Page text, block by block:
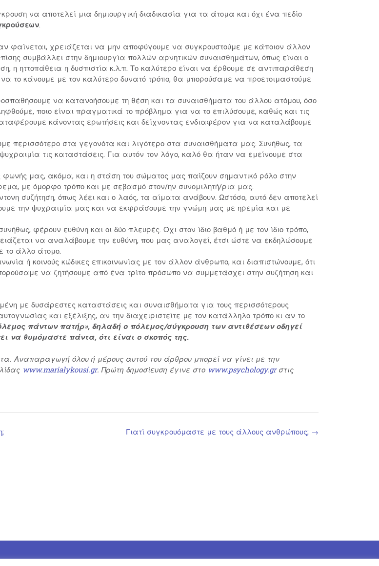
να αποτελεί μια δημιουργική διαδικασία για τα άτομα και όχι ένα πεδίο
.
φαίνεται, χρειάζεται να μην αποφύγουμε να συγκρουστούμε με κάποιον άλλον
συμβάλλει στην δημιουργία πολλών αρνητικών συναισθημάτων, όπως είναι ο
η ηττοπάθεια η δυσπιστία κ.λ.π. Το καλύτερο είναι να έρθουμε σε αντιπαράθεση
το κάνουμε με τον καλύτερο δυνατό τρόπο, θα μπορούσαμε να προετοιμαστούμε
να κατανοήσουμε τη θέση και τα συναισθήματα του άλλου ατόμου, όσο
ποιο είναι πραγματικά το πρόβλημα για να το επιλύσουμε, καθώς και τις
κάνοντας ερωτήσεις και δείχνοντας ενδιαφέρον για να καταλάβουμε
περισσότερο στα γεγονότα και λιγότερο στα συναισθήματα μας. Συνήθως, τα
τις καταστάσεις. Για αυτόν τον λόγο, καλό θα ήταν να εμείνουμε στα
φωνής μας, ακόμα, και η στάση του σώματος μας παίζουν σημαντικό ρόλο στην
με όμορφο τρόπο και με σεβασμό στον/ην συνομιλητή/ρια μας.
συζήτηση, όπως λέει και ο λαός, τα αίματα ανάβουν. Ωστόσο, αυτό δεν αποτελεί
την ψυχραιμία μας και να εκφράσουμε την γνώμη μας με ηρεμία και με
φέρουν ευθύνη και οι δύο πλευρές. Όχι στον ίδιο βαθμό ή με τον ίδιο τρόπο,
να αναλάβουμε την ευθύνη, που μας αναλογεί, έτσι ώστε να εκδηλώσουμε
το άλλο άτομο.
ή κοινούς κώδικες επικοινωνίας με τον άλλον άνθρωπο, και διαπιστώνουμε, ότι
να ζητήσουμε από ένα τρίτο πρόσωπο να συμμετάσχει στην συζήτηση και
με δυσάρεστες καταστάσεις και συναισθήματα για τους περισσότερους
και εξέλιξης, αν την διαχειριστείτε με τον κατάλληλο τρόπο κι αν το
πάντων πατήρ», δηλαδή ο πόλεμος/σύγκρουση των αντιθέσεων οδηγεί
να θυμόμαστε πάντα, ότι είναι ο σκοπός της.
Αναπαραγωγή όλου ή μέρους αυτού του άρθρου μπορεί να γίνει με την
www.marialykousi.gr. Πρώτη δημοσίευση έγινε στο www.psychology.grστις
Γιατί συγκρουόμαστε με τους άλλους ανθρώπους; →